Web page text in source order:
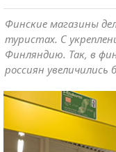
Финские магазины
туристах. С
Финляндию. Так, в
россиян увеличились